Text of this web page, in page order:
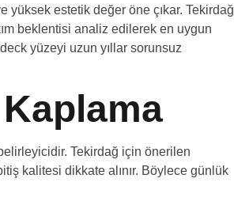
yüksek estetik değer öne çıkar. Tekirdağ
beklentisi analiz edilerek en uygun
yüzeyi uzun yıllar sorunsuz
Tekirdağ için önerilen
kalitesi dikkate alınır. Böylece günlük